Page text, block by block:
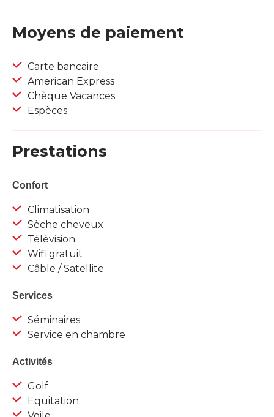
Moyens de paiement
Carte bancaire
American Express
Chèque Vacances
Espèces
Prestations
Confort
Climatisation
Sèche cheveux
Télévision
Wifi gratuit
Câble / Satellite
Services
Séminaires
Service en chambre
Activités
Golf
Equitation